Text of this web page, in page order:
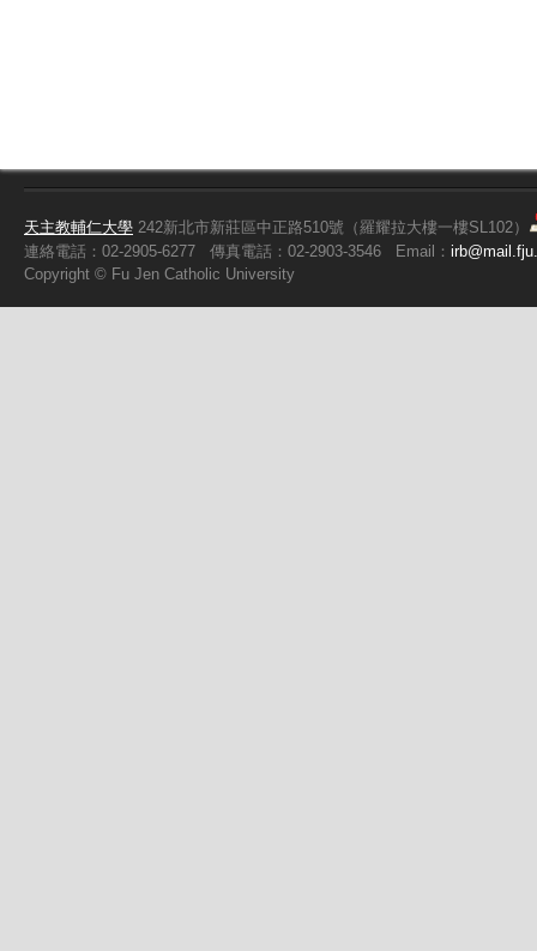
天主教輔仁大學 242新北市新莊區中正路510號（羅耀拉大樓一樓SL102）
連絡電話：02-2905-6277
傳真電話：02-2903-3546 Email：
Copyright © Fu Jen Catholic University